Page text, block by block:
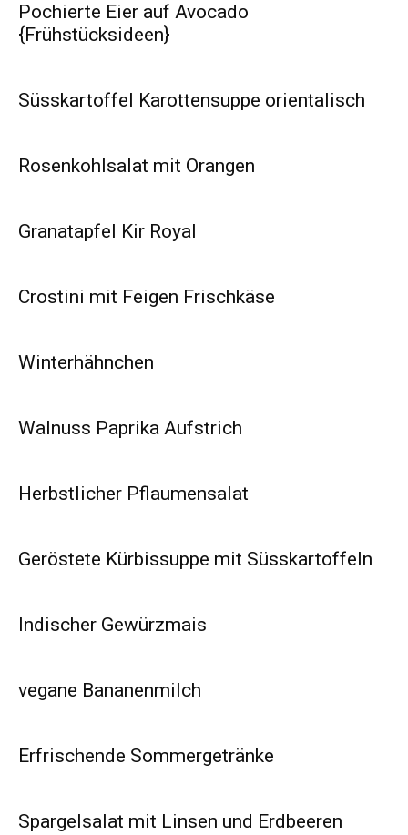
Pochierte Eier auf Avocado
{Frühstücksideen}
Süsskartoffel Karottensuppe orientalisch
Rosenkohlsalat mit Orangen
Granatapfel Kir Royal
Crostini mit Feigen Frischkäse
Winterhähnchen
Walnuss Paprika Aufstrich
Herbstlicher Pflaumensalat
Geröstete Kürbissuppe mit Süsskartoffeln
Indischer Gewürzmais
vegane Bananenmilch
Erfrischende Sommergetränke
Spargelsalat mit Linsen und Erdbeeren